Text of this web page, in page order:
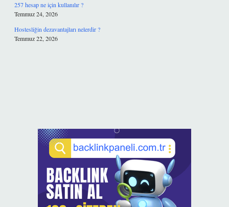
257 hesap ne için kullanılır ?
Temmuz 24, 2026
Hostesliğin dezavantajları nelerdir ?
Temmuz 22, 2026